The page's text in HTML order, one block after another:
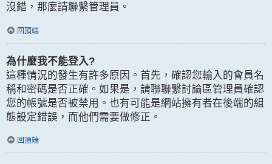
沒錯，那麼請聯繫管理員。
回頂端
為什麼我不能登入?
這種情況的發生有許多原因。首先，確認您輸入的會員名
稱和密碼是否正確。如果是，請聯聯繫討論區管理員確認
您的帳號是否被禁用。也有可能是網站擁有者在後端的組
態設定錯誤，而他們需要做修正。
回頂端